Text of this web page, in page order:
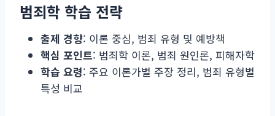
범죄학 학습 전략
출제 경향: 이론 중심, 범죄 유형 및 예방책
핵심 포인트: 범죄학 이론, 범죄 원인론, 피해자학
학습 요령: 주요 이론가별 주장 정리, 범죄 유형별
특성 비교